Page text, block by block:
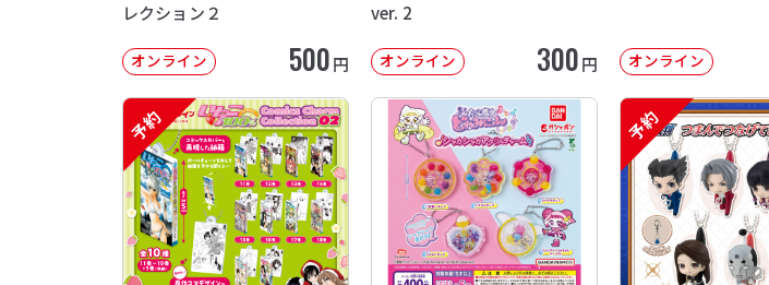
レクション２
オンライン 500円
ver. 2
オンライン 300円 オンライン
予約 予約